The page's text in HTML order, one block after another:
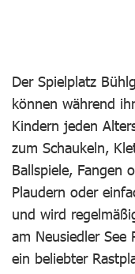
Der Spielplatz
können während
Kindern jeden
zum Schaukeln,
Ballspiele, Fangen
Plaudern oder
und wird
am Neusiedler See
ein beliebter